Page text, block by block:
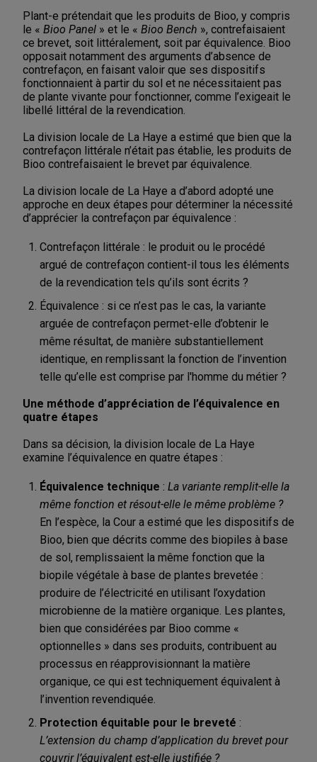
Plant-e prétendait que les produits de Bioo, y compris
le « Bioo Panel » et le « Bioo Bench », contrefaisaient
ce brevet, soit littéralement, soit par équivalence. Bioo
opposait notamment des arguments d’absence de
contrefaçon, en faisant valoir que ses dispositifs
fonctionnaient à partir du sol et ne nécessitaient pas
de plante vivante pour fonctionner, comme l’exigeait le
libellé littéral de la revendication.
La division locale de La Haye a estimé que bien que la
contrefaçon littérale n’était pas établie, les produits de
Bioo contrefaisaient le brevet par équivalence.
La division locale de La Haye a d’abord adopté une
approche en deux étapes pour déterminer la nécessité
d’apprécier la contrefaçon par équivalence :
Contrefaçon littérale : le produit ou le procédé
argué de contrefaçon contient-il tous les éléments
de la revendication tels qu’ils sont écrits ?
Équivalence : si ce n’est pas le cas, la variante
arguée de contrefaçon permet-elle d’obtenir le
même résultat, de manière substantiellement
identique, en remplissant la fonction de l’invention
telle qu’elle est comprise par l'homme du métier ?
Une méthode d’appréciation de l’équivalence en
quatre étapes
Dans sa décision, la division locale de La Haye
examine l’équivalence en quatre étapes :
Équivalence technique : La variante remplit-elle la
même fonction et résout-elle le même problème ?
En l’espèce, la Cour a estimé que les dispositifs de
Bioo, bien que décrits comme des biopiles à base
de sol, remplissaient la même fonction que la
biopile végétale à base de plantes brevetée :
produire de l’électricité en utilisant l’oxydation
microbienne de la matière organique. Les plantes,
bien que considérées par Bioo comme «
optionnelles » dans ses produits, contribuent au
processus en réapprovisionnant la matière
organique, ce qui est techniquement équivalent à
l’invention revendiquée.
Protection équitable pour le breveté :
L’extension du champ d’application du brevet pour
couvrir l’équivalent est-elle justifiée ?